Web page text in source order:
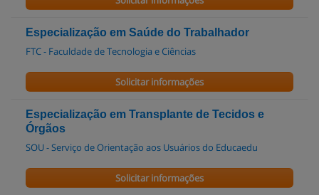
Especialização em Saúde do Trabalhador
FTC - Faculdade de Tecnologia e Ciências
Solicitar informações
Especialização em Transplante de Tecidos e
Órgãos
SOU - Serviço de Orientação aos Usuários do Educaedu
Solicitar informações